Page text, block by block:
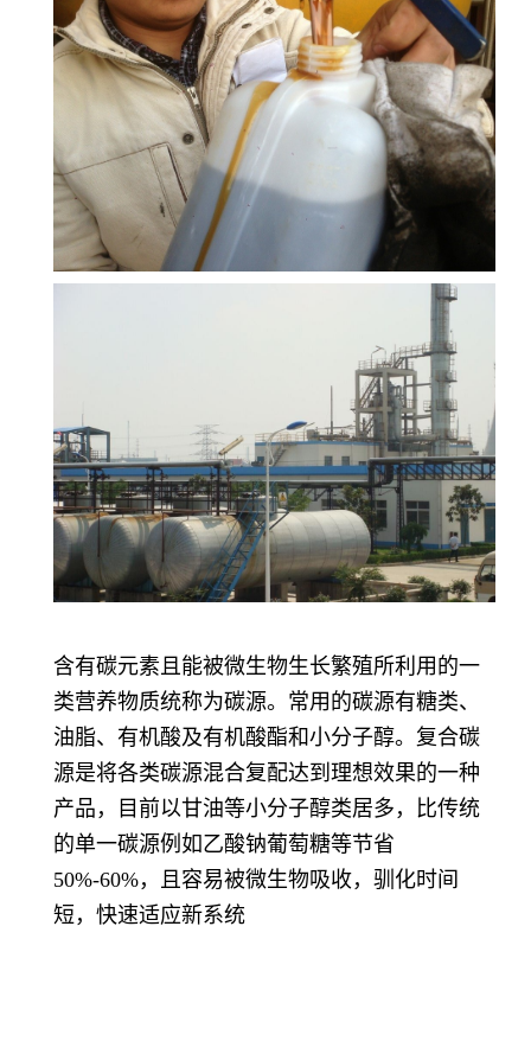
含有碳元素且能被微生物生长繁殖所利用的一
类营养物质统称为碳源。常用的碳源有糖类、
油脂、有机酸及有机酸酯和小分子醇。复合碳
源是将各类碳源混合复配达到理想效果的一种
产品，目前以甘油等小分子醇类居多，比传统
的单一碳源例如乙酸钠葡萄糖等节省
50%-60%，且容易被微生物吸收，驯化时间
短，快速适应新系统